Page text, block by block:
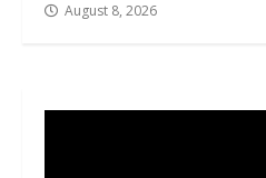
August 8, 2026